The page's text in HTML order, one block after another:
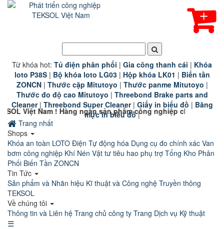
Từ khóa hot: Tủ điện phân phối | Gia công thanh cái | Khóa
loto P38S| Bộ khóa loto LG03| Hộp khóa LK01 | Biến tần
ZONCN| Thước cặp Mitutoyo | Thước panme Mitutoyo |
Thước đo độ cao Mitutoyo | Threebond Brake parts and
Cleaner| Threebond Super Cleaner| Giấy in biểu đồ | Băng
mực in biểu đồ |
! Hàng ngàn sản phẩm công nghiệp chính hãng chất lượng
Trang nhất
Shops
Khóa an toàn LOTO Điện Tự động hóa Dụng cụ đo chính xác Van
bơm công nghiệp Khí Nén Vật tư tiêu hao phụ trợ Tổng Kho Phân
Phối Biến Tần ZONCN
Tin Tức
Sản phẩm và Nhãn hiệu Kĩ thuật và Công nghệ Truyền thông
TEKSOL
Về chúng tôi
Thông tin và Liên hệ Trang chủ công ty Trang Dịch vụ Kỹ thuật
☰